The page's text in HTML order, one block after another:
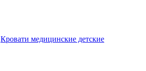
Кровати медицинские детские